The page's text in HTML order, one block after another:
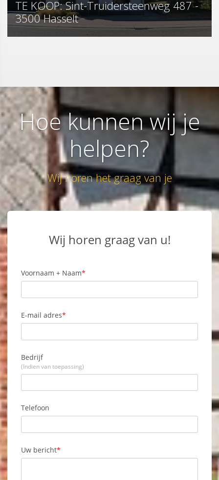
TE KOOP: Sint-Truidersteenweg 487 -
3500 Hasselt
Hoe kunnen wij je
helpen?
Wij horen het graag van je